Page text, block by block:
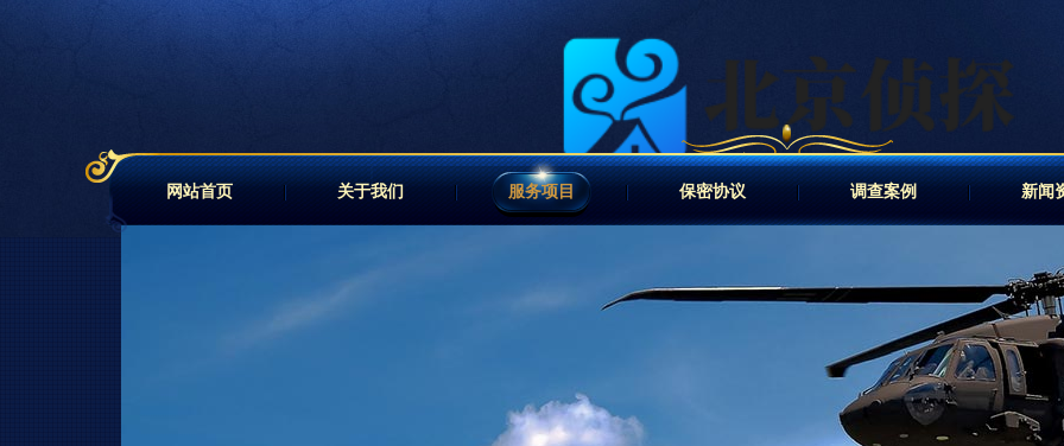
网站首页 关于我们 服务项目 保密协议 调查案例 新闻